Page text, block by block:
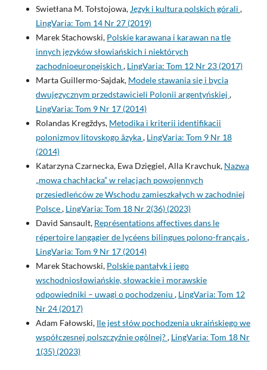
Swietłana M. Tołstojowa, Język i kultura polskich górali ,
LingVaria: Tom 14 Nr 27 (2019)
Marek Stachowski, Polskie karawana i karawan na tle
innych języków słowiańskich i niektórych
zachodnioeuropejskich , LingVaria: Tom 12 Nr 23 (2017)
Marta Guillermo-Sajdak, Modele stawania się i bycia
dwujęzycznym przedstawicieli Polonii argentyńskiej ,
LingVaria: Tom 9 Nr 17 (2014)
Rolandas Kregždys, Metodika i kriterii identifikacii
polonizmov litovskogo âzyka, LingVaria: Tom 9 Nr 18
(2014)
Katarzyna Czarnecka, Ewa Dzięgiel, Alla Kravchuk, Nazwa
„mowa chachłacka” w relacjach powojennych
przesiedleńców ze Wschodu zamieszkałych w zachodniej
Polsce, LingVaria: Tom 18 Nr 2(36) (2023)
David Sansault, Représentations affectives dans le
répertoire langagier de lycéens bilingues polono-français,
LingVaria: Tom 9 Nr 17 (2014)
Marek Stachowski, Polskie pantałyk i jego
wschodniosłowiańskie, słowackie i morawskie
odpowiedniki – uwagi o pochodzeniu , LingVaria: Tom 12
Nr 24 (2017)
Adam Fałowski, Ile jest słów pochodzenia ukraińskiego we
współczesnej polszczyźnie ogólnej?, LingVaria: Tom 18 Nr
1(35) (2023)